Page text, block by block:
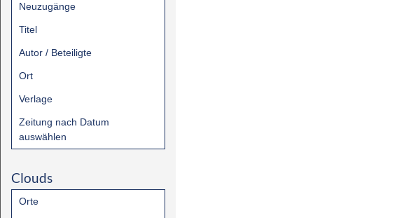
Neuzugänge
Titel
Autor / Beteiligte
Ort
Verlage
Zeitung nach Datum
auswählen
Clouds
Orte